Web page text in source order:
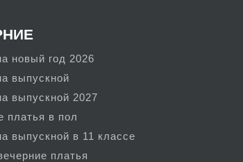
новый год 2026
выпускной
выпускной 2027
платья в пол
выпускной в 11 классе
платья